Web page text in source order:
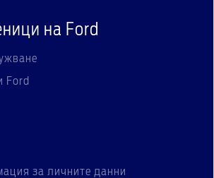
на Ford
Ford
за личните данни